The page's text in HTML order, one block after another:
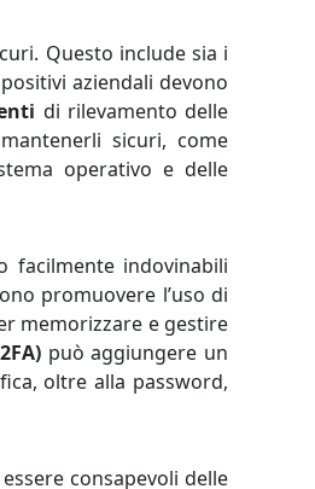
Questo include sia i
aziendali devono
di rilevamento delle
sicuri, come
operativo e delle
facilmente indovinabili
promuovere l’uso di
memorizzare e gestire
può aggiungere un
oltre alla password,
consapevoli delle